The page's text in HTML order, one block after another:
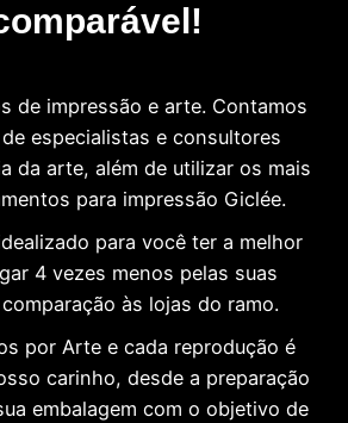
de impressão e arte. Contamos
especialistas e consultores
da arte, além de utilizar os mais
para impressão Giclée.
para você ter a melhor
4 vezes menos pelas suas
às lojas do ramo.
por Arte e cada reprodução é
carinho, desde a preparação
embalagem com o objetivo de